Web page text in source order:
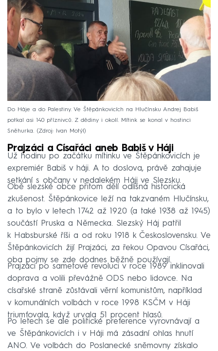
Do Háje a do Palestiny. Ve Štěpánkovicích na Hlučínsku Andrej Babiš
potkal asi 140 příznivců. Z dědiny i okolí. Mítink se konal v hostinci
Sněhurka.
Zdroj: Ivan Motýl
Prajzáci a Císařáci aneb Babiš v Háji
Už hodinu po začátku mítinku ve Štěpánkovicích je
expremiér Babiš v háji. A to doslova, právě zahajuje
setkání s občany v nedalekém Háji ve Slezsku.
Obě slezské obce přitom dělí odlišná historická
zkušenost. Štěpánkovice leží na takzvaném Hlučínsku,
a to bylo v letech 1742 až 1920 (a také 1938 až 1945)
součástí Pruska a Německa. Slezský Háj patřil
k Habsburské říši a od roku 1918 k Československu. Ve
Štěpánkovicích žijí Prajzáci, za řekou Opavou Císařáci,
oba pojmy se zde dodnes běžně používají.
Prajzáci po sametové revoluci v roce 1989 inklinovali
doprava a volili převážně ODS nebo lidovce. Na
císařské straně zůstávali věrní komunistům, například
v komunálních volbách v roce 1998 KSČM v Háji
triumfovala, když urvala 51 procent hlasů.
Po letech se ale politické preference vyrovnávají a
ve Štěpánkovicích i v Háji má zásadní ohlas hnutí
ANO. Ve volbách do Poslanecké sněmovny získalo